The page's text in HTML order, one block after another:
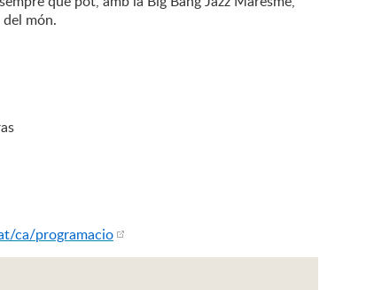
món.
ca/programacio